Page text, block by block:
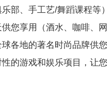
乐部、手工艺/舞蹈课程等
您享用（酒水、咖啡、
各地的著名时尚品牌供
的游戏和娱乐项目，让